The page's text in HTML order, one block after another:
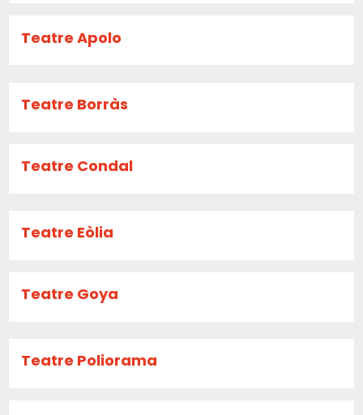
Teatre Apolo
Teatre Borràs
Teatre Condal
Teatre Eòlia
Teatre Goya
Teatre Poliorama